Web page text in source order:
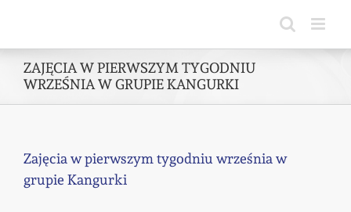
ZAJĘCIA W PIERWSZYM TYGODNIU
WRZEŚNIA W GRUPIE KANGURKI
Zajęcia w pierwszym tygodniu września w
grupie Kangurki